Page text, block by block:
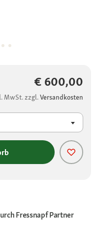
€ 600,00
MwSt. zzgl.Versandkosten
Fressnapf Partner